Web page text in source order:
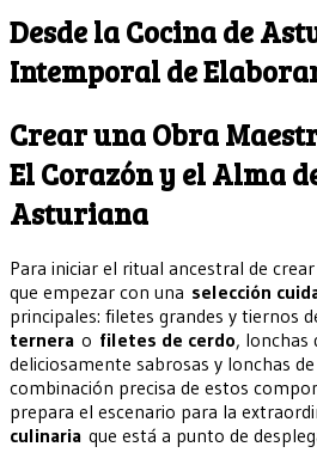
Desde la Cocina de
Intemporal de
Crear una Obra
El Corazón y el Alma
Asturiana
Para iniciar el ritual ancestral de
que empezar con una selección
principales: filetes grandes y tiernos
ternera o filetes de cerdo, lonchas
deliciosamente sabrosas y lonchas
combinación precisa de estos
prepara el escenario para la
culinaria que está a punto de